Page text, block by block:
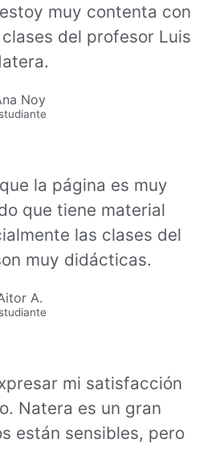
muy contenta con
del profesor Luis
Noy
la página es muy
que tiene material
las clases del
muy didácticas.
A.
mi satisfacción
Natera es un gran
están sensibles, pero